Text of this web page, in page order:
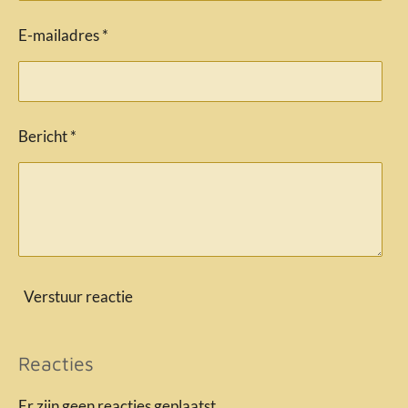
E-mailadres *
Bericht *
Verstuur reactie
Reacties